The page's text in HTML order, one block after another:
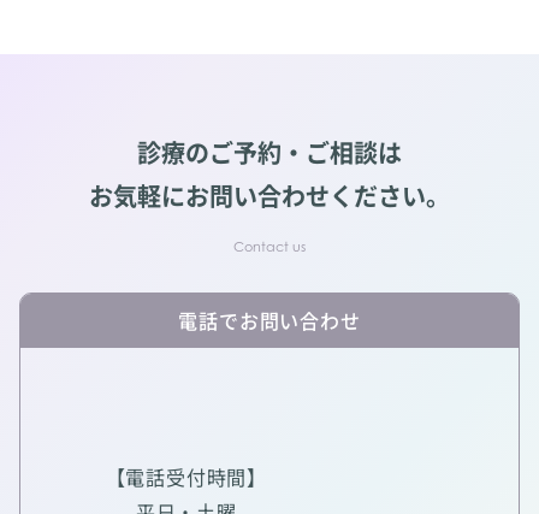
診療のご予約・ご相談は
お気軽にお問い合わせください。
電話でお問い合わせ
【電話受付時間】